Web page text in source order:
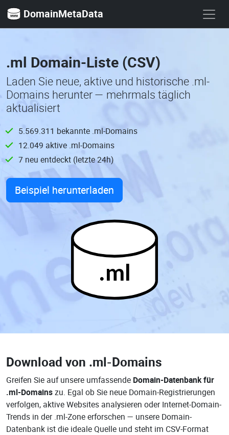
DomainMetaData
.ml Domain-Liste (CSV)
Laden Sie neue, aktive und historische .ml-
Domains herunter — mehrmals täglich
aktualisiert
5.569.311 bekannte .ml-Domains
12.049 aktive .ml-Domains
7 neu entdeckt (letzte 24h)
Beispiel herunterladen
.ml
Download von .ml-Domains
Greifen Sie auf unsere umfassende Domain-Datenbank für
.ml-Domainszu. Egal ob Sie neue Domain-Registrierungen
verfolgen, aktive Websites analysieren oder Internet-Domain-
Trends in der .ml-Zone erforschen — unsere Domain-
Datenbank ist die ideale Quelle und steht im CSV-Format